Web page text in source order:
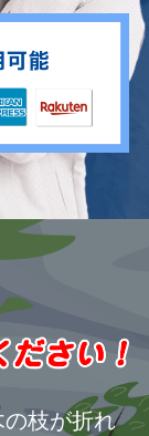
枝が折れ